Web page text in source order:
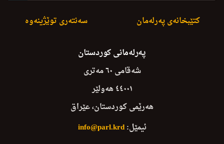
سەنتەری توێژینەوە کتێبخانەی پەرلەمان
پەرلەمانی کوردستان
شەقامی ٦٠ مەتری
٤٤٠٠١ هەولێر
هەرێمی کوردستان، عێراق
ئیمێل:info@parl.krd